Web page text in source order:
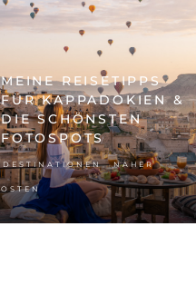
MEINE REISETIPPS
FÜR KAPPADOKIEN &
DIE SCHÖNSTEN
FOTOSPOTS
DESTINATIONEN, NAHER
OSTEN